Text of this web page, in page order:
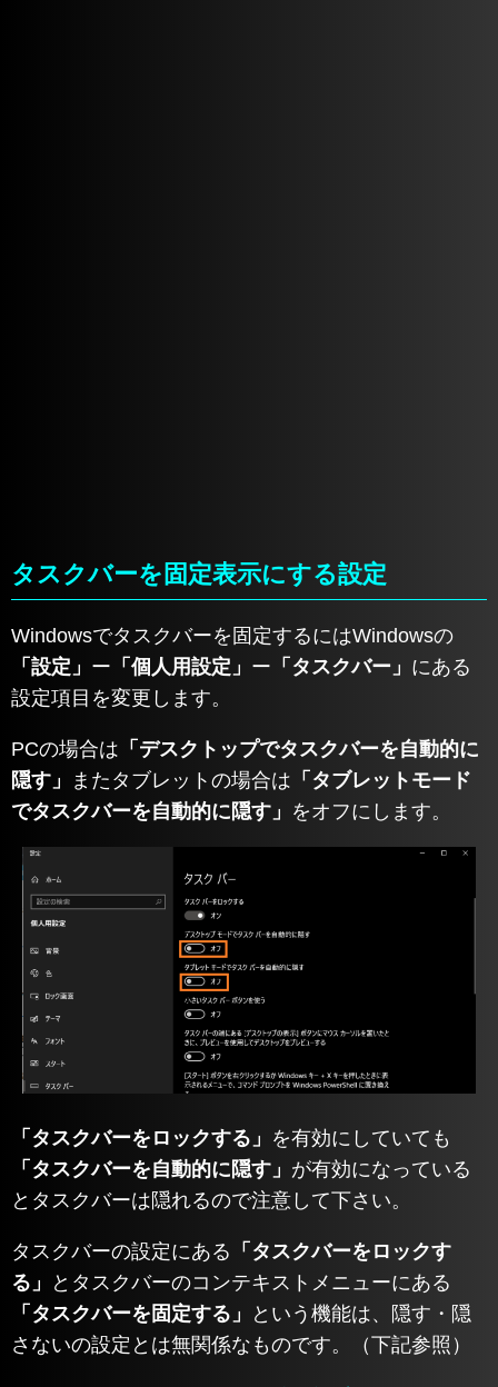
タスクバーを固定表示にする設定
Windowsでタスクバーを固定するにはWindowsの
「設定」 ー 「個人用設定」 ー 「タスクバー」 にある
設定項目を変更します。
PCの場合は 「デスクトップでタスクバーを自動的に
隠す」
またタブレットの場合は 「タブレットモード
でタスクバーを自動的に隠す」 をオフにします。
「タスクバーをロックする」 を有効にしていても
「タスクバーを自動的に隠す」 が有効になっている
とタスクバーは隠れるので注意して下さい。
タスクバーの設定にある 「タスクバーをロックす
る」
とタスクバーのコンテキストメニューにある
「タスクバーを固定する」
という機能は、隠す・隠
さないの設定とは無関係なものです。（下記参照）